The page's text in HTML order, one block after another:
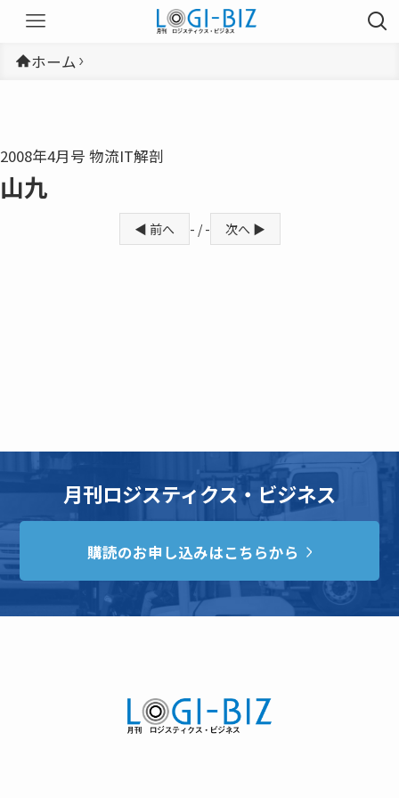
ホーム
2008年4月号 物流IT解剖
山九
◀ 前へ - / - 次へ ▶
月刊ロジスティクス・ビジネス
購読のお申し込みはこちらから